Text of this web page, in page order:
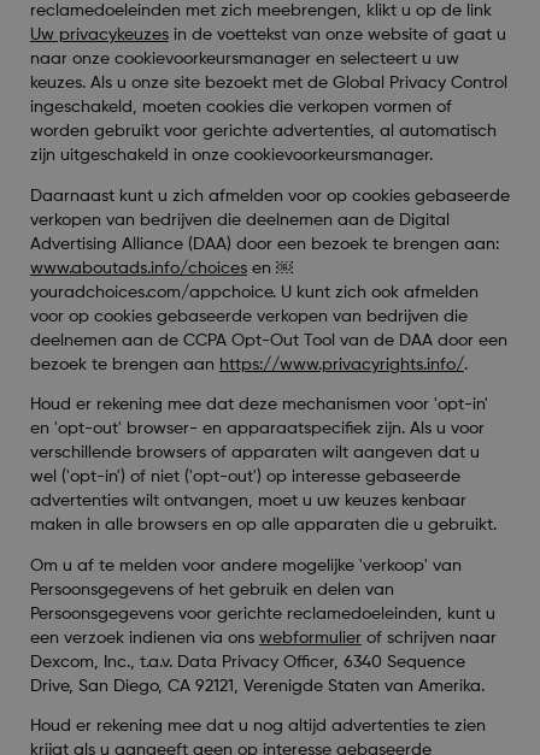
reclamedoeleinden met zich meebrengen, klikt u op de link
Uw privacykeuzesin de voettekst van onze website of gaat u
naar onze cookievoorkeursmanager en selecteert u uw
keuzes. Als u onze site bezoekt met de Global Privacy Control
ingeschakeld, moeten cookies die verkopen vormen of
worden gebruikt voor gerichte advertenties, al automatisch
zijn uitgeschakeld in onze cookievoorkeursmanager.
Daarnaast kunt u zich afmelden voor op cookies gebaseerde
verkopen van bedrijven die deelnemen aan de Digital
Advertising Alliance (DAA) door een bezoek te brengen aan:
www.aboutads.info/choicesen ￼
youradchoices.com/appchoice. U kunt zich ook afmelden
voor op cookies gebaseerde verkopen van bedrijven die
deelnemen aan de CCPA Opt-Out Tool van de DAA door een
bezoek te brengen aan https://www.privacyrights.info/.
Houd er rekening mee dat deze mechanismen voor 'opt-in'
en 'opt-out' browser- en apparaatspecifiek zijn. Als u voor
verschillende browsers of apparaten wilt aangeven dat u
wel ('opt-in') of niet ('opt-out') op interesse gebaseerde
advertenties wilt ontvangen, moet u uw keuzes kenbaar
maken in alle browsers en op alle apparaten die u gebruikt.
Om u af te melden voor andere mogelijke 'verkoop' van
Persoonsgegevens of het gebruik en delen van
Persoonsgegevens voor gerichte reclamedoeleinden, kunt u
een verzoek indienen via ons webformulierof schrijven naar
Dexcom, Inc., t.a.v. Data Privacy Officer, 6340 Sequence
Drive, San Diego, CA 92121, Verenigde Staten van Amerika.
Houd er rekening mee dat u nog altijd advertenties te zien
krijgt als u aangeeft geen op interesse gebaseerde